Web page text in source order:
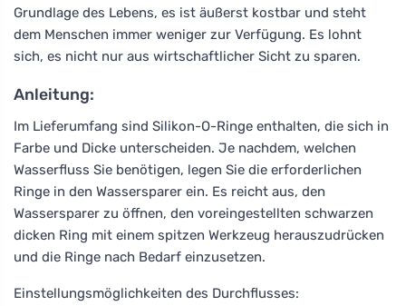
Grundlage des Lebens, es ist äußerst kostbar und steht
dem Menschen immer weniger zur Verfügung. Es lohnt
sich, es nicht nur aus wirtschaftlicher Sicht zu sparen.
Anleitung:
Im Lieferumfang sind Silikon-O-Ringe enthalten, die sich in
Farbe und Dicke unterscheiden. Je nachdem, welchen
Wasserfluss Sie benötigen, legen Sie die erforderlichen
Ringe in den Wassersparer ein. Es reicht aus, den
Wassersparer zu öffnen, den voreingestellten schwarzen
dicken Ring mit einem spitzen Werkzeug herauszudrücken
und die Ringe nach Bedarf einzusetzen.
Einstellungsmöglichkeiten des Durchflusses: